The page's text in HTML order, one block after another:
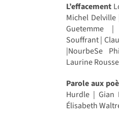
L’effacement
Michel Delville
Guetemme
Souffrant |
|NourbeSe
Laurine
Parole aux
Hurdle | Gian
Élisabeth